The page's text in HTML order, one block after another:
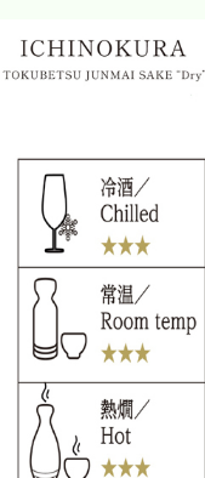
熟成に由来する柔らかさ
バランスよく調和し深い味
ほど良い酸味と後半のキ
適度な甘さと旨味を感じ
旨味と酸味が絶妙に調和し
【お燗 45℃前後】
ふくらみのある旨味が広
心地よい酸味が味全体を